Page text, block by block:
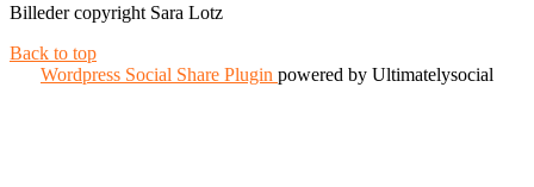
Billeder copyright Sara Lotz
Back to top
Wordpress Social Share Plugin powered by Ultimatelysocial